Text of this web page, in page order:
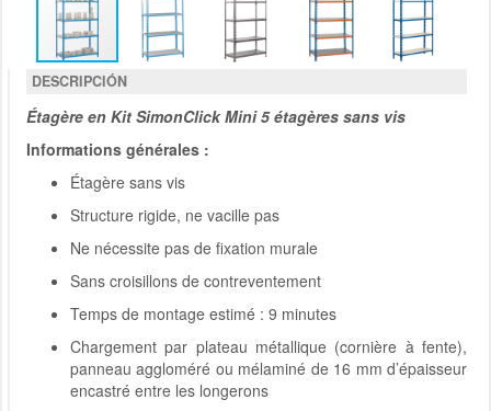
DESCRIPCIÓN
Étagère en Kit SimonClick Mini 5 étagères sans vis
Informations générales :
Étagère sans vis
Structure rigide, ne vacille pas
Ne nécessite pas de fixation murale
Sans croisillons de contreventement
Temps de montage estimé : 9 minutes
Chargement par plateau métallique (cornière à fente),
panneau aggloméré ou mélaminé de 16 mm d’épaisseur
encastré entre les longerons